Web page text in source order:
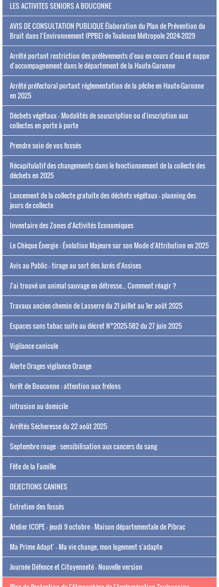
LES ACTIVITES SENIORS A BOUCONNE
AVIS DE CONSULTATION PUBLIQUE Élaboration du Plan de Prévention du
Bruit dans l’Environnement (PPBE) de Toulouse Métropole 2024-2029
Arrêté portant restriction des prélèvements d'eau en cours d'eau et nappe
d'accompagnement dans le département de la Haute-Garonne
Arrêté préfectoral portant réglementation de la pêche en Haute-Garonne
en 2025
Déchets végétaux - Modalités de souscription ou d'inscription aux
collectes en porte à porte
Prendre soin de vos fossés
Récapitulatif des changements dans le fonctionnement de la collecte des
déchets en 2025
Lancement de la collecte gratuite des déchets végétaux - planning des
jours de collecte
Inventaire des Zones d'Activités Economiques
Le Chèque Énergie : Évolution Majeure sur son Mode d'Attribution en 2025
Avis au Public - tirage au sort des Jurés d'Assises
J'ai trouvé un animal sauvage en détresse... Comment réagir ?
Travaux ancien chemin de Lasserre du 21 juillet au 1er août 2025
Espaces sans tabac suite au décret N°2025-582 du 27 juin 2025
Vigilance canicule
Alerte Orages vigilance Orange
forêt de Bouconne : attention aux frelons
intrusion au domicile
Arrêtés Sécheresse du 22 août 2025
Septembre rouge : sensibilisation aux cancers du sang
Fête de la Famille
DEJECTIONS CANINES
Entretien des fossés
Atelier ICOPE - jeudi 9 octobre - Maison départementale de Pibrac
Ma Prime Adapt' - Ma vie change, mon logement s'adapte
Journée Défence et Citoyenneté - Nouvelle version